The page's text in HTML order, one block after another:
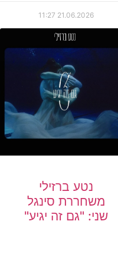
21.06.2026
11:27
נטע ברזילי
משחררת סינגל
שני: "גם זה יגיע"